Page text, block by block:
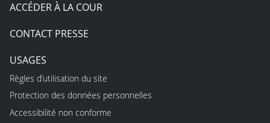
ACCÉDER À LA COUR
CONTACT PRESSE
USAGES
Règles d’utilisation du site
Protection des données personnelles
Accessibilité non conforme